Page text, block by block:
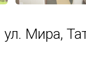
ул. Мира,